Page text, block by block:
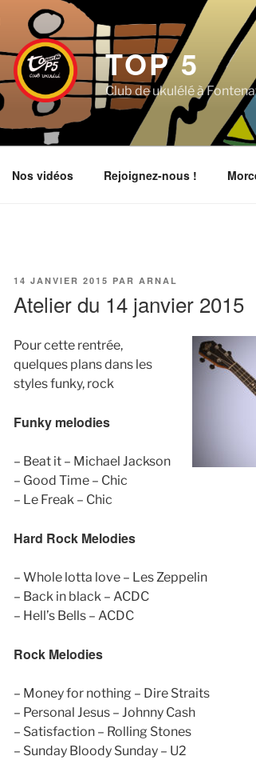
TOP 5
Club de ukulélé à
Nos vidéos Rejoignez-nous !
PUBLIÉ
14 JANVIER 2015 PAR ARNAL
Atelier du 14 janvier 2015
Pour cette rentrée,
quelques plans dans les
styles funky, rock
Funky melodies
– Beat it – Michael Jackson
– Good Time – Chic
– Le Freak – Chic
Hard Rock Melodies
– Whole lotta love – Les Zeppelin
– Back in black – ACDC
– Hell’s Bells – ACDC
Rock Melodies
– Money for nothing – Dire Straits
– Personal Jesus – Johnny Cash
– Satisfaction – Rolling Stones
– Sunday Bloody Sunday – U2